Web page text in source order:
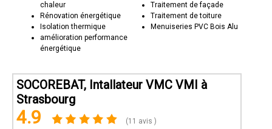
chaleur
Rénovation énergétique
Isolation thermique
amélioration performance
énergétique
Traitement de façade
Traitement de toiture
Menuiseries PVC Bois Alu
SOCOREBAT, Intallateur VMC VMI à
Strasbourg
4.9 (11 avis )